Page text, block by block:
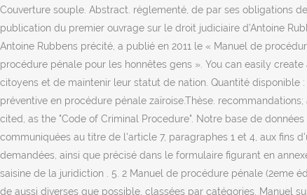
Couverture souple. Abstract. réglementé, de par ses obligations
publication du premier ouvrage sur le droit judiciaire d’Antoine
Antoine Rubbens précité, a publié en 2011 le « Manuel de
procédure pénale pour les honnêtes gens ». You can easily
citoyens et de maintenir leur statut de nation. Quantité disponible :
préventive en procédure pénale zaïroise.Thèse.
cited, as the "Code of Criminal Procedure". Notre base de
communiquées au titre de l'article 7, paragraphes 1 et 4, aux
demandées, ainsi que précisé dans le formulaire figurant en
saisine de la juridiction . 5. 2 Manuel de procédure pénale (2eme
de aussi diverses que possible, classées par catégories. Manuel